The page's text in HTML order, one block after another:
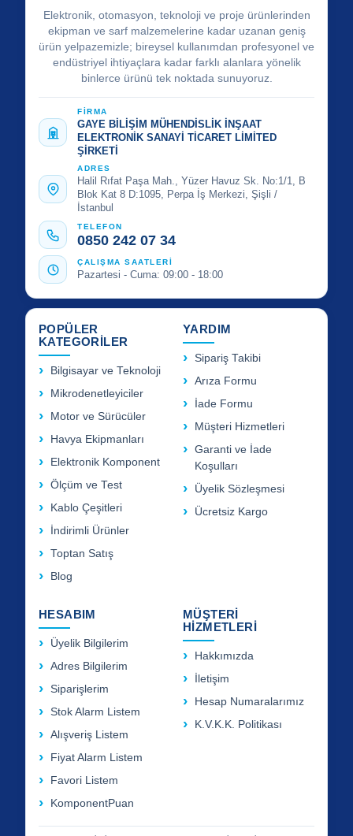
Elektronik, otomasyon, teknoloji ve proje ürünlerinden
ekipman ve sarf malzemelerine kadar uzanan geniş
ürün yelpazemizle; bireysel kullanımdan profesyonel ve
endüstriyel ihtiyaçlara kadar farklı alanlara yönelik
binlerce ürünü tek noktada sunuyoruz.
FİRMA
GAYE BİLİŞİM MÜHENDİSLİK İNŞAAT
ELEKTRONİK SANAYİ TİCARET LİMİTED
ŞİRKETİ
ADRES
Halil Rıfat Paşa Mah., Yüzer Havuz Sk. No:1/1, B
Blok Kat 8 D:1095, Perpa İş Merkezi, Şişli /
İstanbul
TELEFON
0850 242 07 34
ÇALIŞMA SAATLERİ
Pazartesi - Cuma: 09:00 - 18:00
POPÜLER
KATEGORİLER
Bilgisayar ve Teknoloji
Mikrodenetleyiciler
Motor ve Sürücüler
Havya Ekipmanları
Elektronik Komponent
Ölçüm ve Test
Kablo Çeşitleri
İndirimli Ürünler
Toptan Satış
Blog
YARDIM
Sipariş Takibi
Arıza Formu
İade Formu
Müşteri Hizmetleri
Garanti ve İade
Koşulları
Üyelik Sözleşmesi
Ücretsiz Kargo
HESABIM
Üyelik Bilgilerim
Adres Bilgilerim
Siparişlerim
Stok Alarm Listem
Alışveriş Listem
Fiyat Alarm Listem
Favori Listem
KomponentPuan
MÜŞTERİ
HİZMETLERİ
Hakkımızda
İletişim
Hesap Numaralarımız
K.V.K.K. Politikası